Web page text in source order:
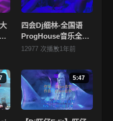
四会Dj细林-全国语
ProgHouse音乐全女
声抖音流行热播Vol.1
12977 次播放1年前
5:47